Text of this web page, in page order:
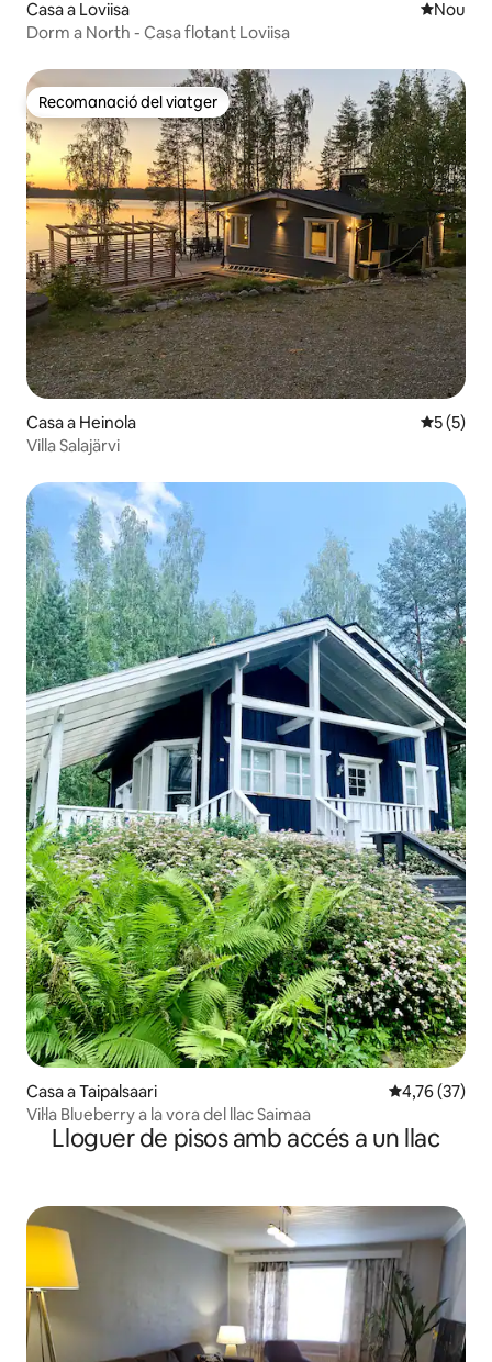
Casa a Loviisa
Nou
Dorm a North - Casa flotant Loviisa
Recomanació del viatger
Recomanació del viatger
Casa a Heinola 5 de
5 (5)
Villa Salajärvi
Casa a Taipalsaari 4,76 de
4,76 (37)
Vil·la Blueberry a la vora del llac Saimaa
Lloguer de pisos amb accés a un llac